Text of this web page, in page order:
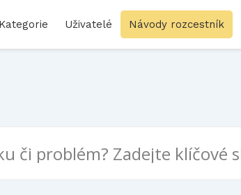
Kategorie Uživatelé Návody rozcestník